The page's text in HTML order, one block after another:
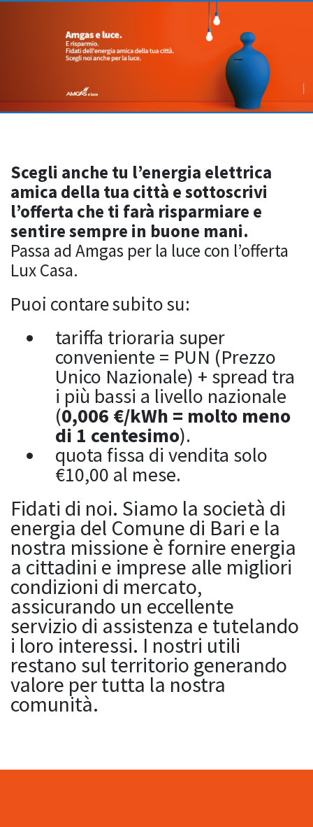
Scegli anche tu l’energia elettrica
amica della tua città e sottoscrivi
l’offerta che ti farà risparmiare e
sentire sempre in buone mani.
Passa ad Amgas per la luce con l’offerta
Lux Casa.
Puoi contare subito su:
tariffa trioraria super
conveniente = PUN (Prezzo
Unico Nazionale) + spread tra
i più bassi a livello nazionale
(0,006 €/kWh = molto meno
di 1 centesimo).
quota fissa di vendita solo
€10,00 al mese.
Fidati di noi. Siamo la società di
energia del Comune di Bari e la
nostra missione è fornire energia
a cittadini e imprese alle migliori
condizioni di mercato,
assicurando un eccellente
servizio di assistenza e tutelando
i loro interessi. I nostri utili
restano sul territorio generando
valore per tutta la nostra
comunità.